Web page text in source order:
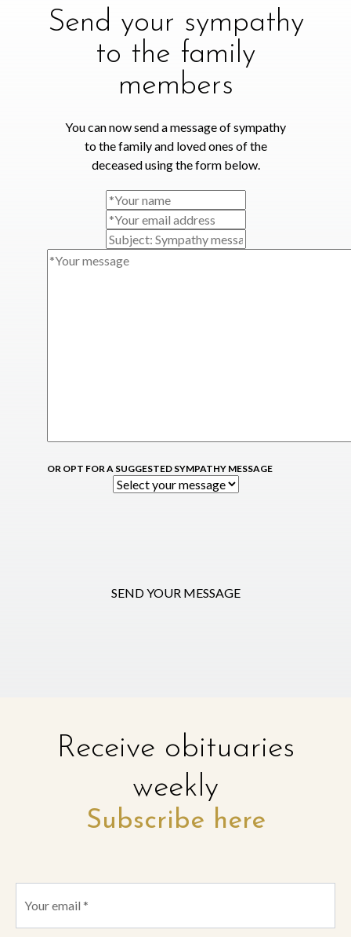
Send your sympathy
to the family
members
You can now send a message of sympathy
to the family and loved ones of the
deceased using the form below.
OR OPT FOR A SUGGESTED SYMPATHY MESSAGE
SEND YOUR MESSAGE
Receive obituaries
weekly
Subscribe here